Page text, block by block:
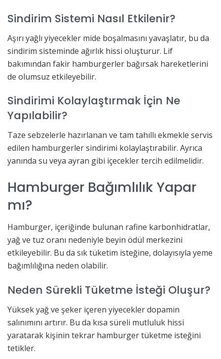
Sindirim Sistemi Nasıl Etkilenir?
Aşırı yağlı yiyecekler mide boşalmasını yavaşlatır, bu da
sindirim sisteminde ağırlık hissi oluşturur. Lif
bakımından fakir hamburgerler bağırsak hareketlerini
de olumsuz etkileyebilir.
Sindirimi Kolaylaştırmak İçin Ne
Yapılabilir?
Taze sebzelerle hazırlanan ve tam tahıllı ekmekle servis
edilen hamburgerler sindirimi kolaylaştırabilir. Ayrıca
yanında su veya ayran gibi içecekler tercih edilmelidir.
Hamburger Bağımlılık Yapar
mı?
Hamburger, içeriğinde bulunan rafine karbonhidratlar,
yağ ve tuz oranı nedeniyle beyin ödül merkezini
etkileyebilir. Bu da sık tüketim isteğine, dolayısıyla yeme
bağımlılığına neden olabilir.
Neden Sürekli Tüketme İsteği Oluşur?
Yüksek yağ ve şeker içeren yiyecekler dopamin
salınımını artırır. Bu da kısa süreli mutluluk hissi
yaratarak kişinin tekrar hamburger tüketme isteğini
tetikler.